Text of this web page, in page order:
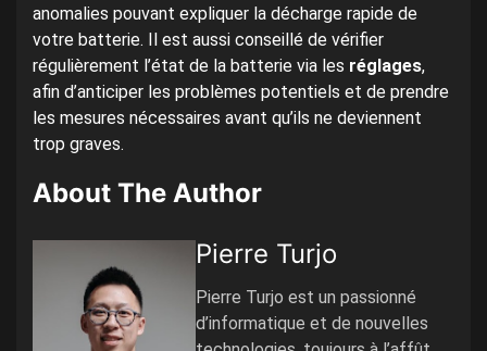
anomalies pouvant expliquer la décharge rapide de
votre batterie. Il est aussi conseillé de vérifier
régulièrement l’état de la batterie via les réglages,
afin d’anticiper les problèmes potentiels et de prendre
les mesures nécessaires avant qu’ils ne deviennent
trop graves.
About The Author
Pierre Turjo
Pierre Turjo est un passionné
d’informatique et de nouvelles